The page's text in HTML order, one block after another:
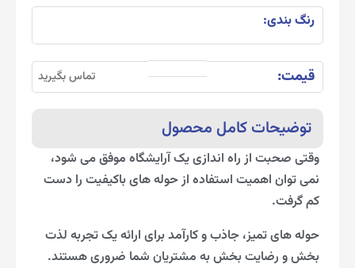
رنگ بندی:
قیمت: تماس بگیرید
توضیحات کامل محصول
وقتی صحبت از راه اندازی یک آرایشگاه موفق می شود،
نمی توان اهمیت استفاده از حوله های باکیفیت را دست
کم گرفت.
حوله های تمیز، جاذب و کارآمد برای ارائه یک تجربه لذت
بخش و رضایت بخش به مشتریان شما ضروری هستند.